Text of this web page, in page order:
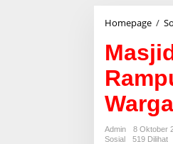
Homepage /
Warga
Admin
8 Oktober
Sosial
519 Dilihat